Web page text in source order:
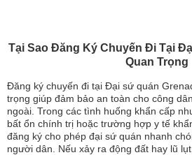
Tại Sao Đăng Ký Chuyến Đi Tại
Quan Trọng
Đăng ký chuyến đi tại Đại sứ quán
trọng giúp đảm bảo an toàn cho công
ngoài. Trong các tình huống khẩn cấp
bất ổn chính trị hoặc trường hợp y tế
đăng ký cho phép đại sứ quán nhanh
người dân. Nếu xảy ra động đất hay lũ